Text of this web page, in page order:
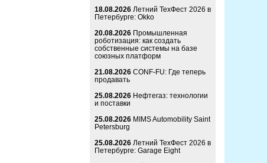
18.08.2026 Летний ТехФест 2026 в
Петербурге: Okko
20.08.2026 Промышленная
роботизация: как создать
собственные системы на базе
союзных платформ
21.08.2026 CONF-FU: Где теперь
продавать
25.08.2026 Нефтегаз: технологии
и поставки
25.08.2026 MIMS Automobility Saint
Petersburg
25.08.2026 Летний ТехФест 2026 в
Петербурге: Garage Eight